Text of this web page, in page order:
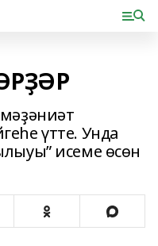
үтте. Унда
исеме өсөн